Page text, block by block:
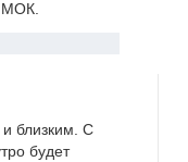
МОК.
близким. С
будет